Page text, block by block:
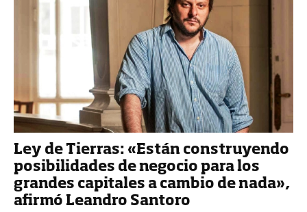
Ley de Tierras: «Están construyendo
posibilidades de negocio para los
grandes capitales a cambio de nada»,
afirmó Leandro Santoro